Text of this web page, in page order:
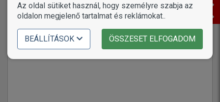
Név vagy becenév
Értékelés
Az oldal sütiket használ, hogy személyre szabja az
oldalon megjelenő tartalmat és reklámokat..
BEÁLLÍTÁSOK ÖSSZESET ELFOGADOM